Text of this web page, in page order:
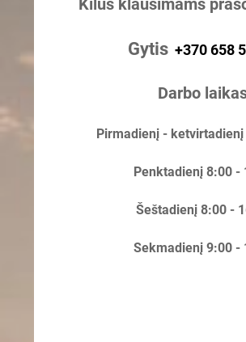
Kilus klausimams
Gytis +370 658
Darbo
Pirmadienį -
Penktadienį 8:00 -
Šeštadienį 8:00 -
Sekmadienį 9:00 -